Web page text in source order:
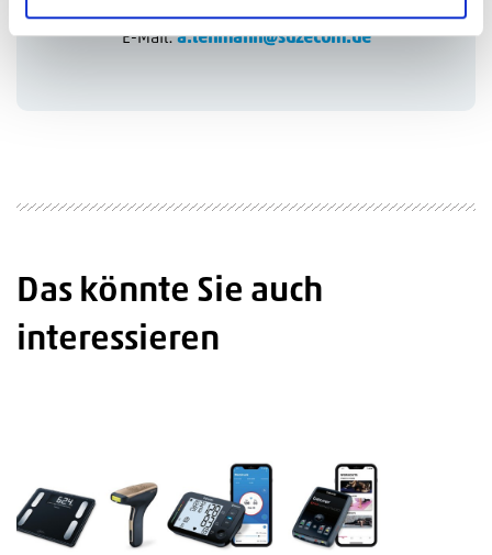
E-Mail:a.lehmann@sdzecom.de
Das könnte Sie auch
interessieren